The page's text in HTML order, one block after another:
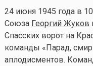
24 июня 1945 года в
Союза Георгий Жуков
Спасских ворот на
команды «Парад,
аплодисментов.